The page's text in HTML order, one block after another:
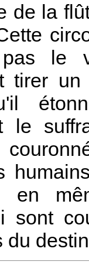
de la
pas le
tirer
le
en
sont
du